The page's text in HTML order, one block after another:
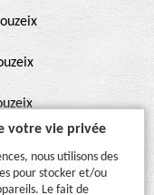
Couzeix 87270
toiture, boiserie,
votre vie privée
nous utilisons des
pour stocker et/ou
Le fait de